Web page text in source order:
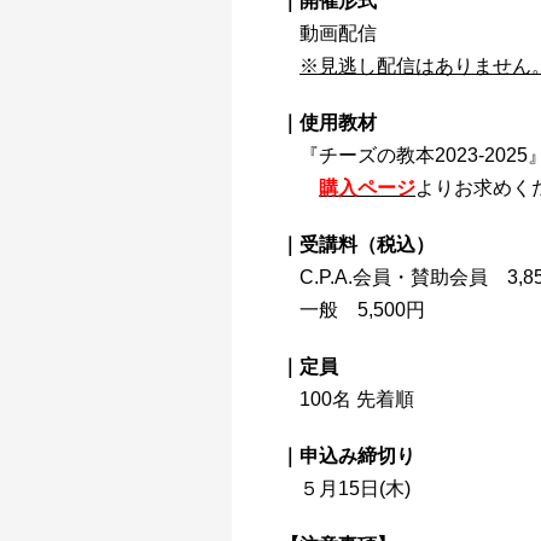
動画配信
※見逃し配信はありません。
｜使用教材
『チーズの教本2023-2025』
購入ページよりお求めく
｜受講料（税込）
C.P.A.会員・賛助会員
一般 5,500円
｜定員
100名 先着順
｜申込み締切り
５月15日(木)